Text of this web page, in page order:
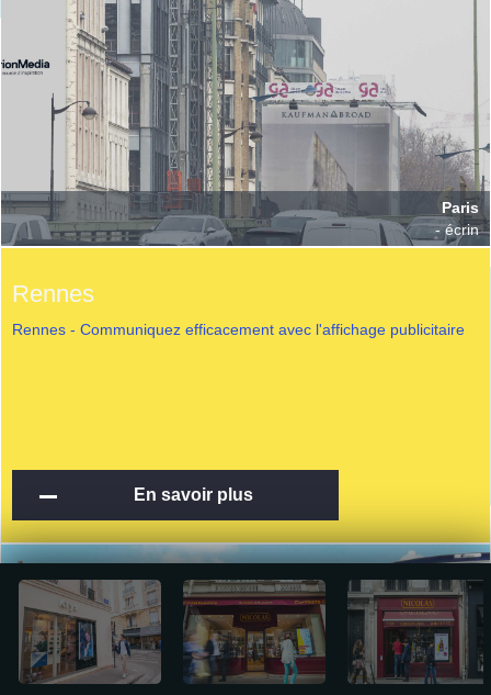
Paris
- écrin
Rennes
Rennes - Communiquez efficacement avec l'affichage publicitaire
En savoir plus